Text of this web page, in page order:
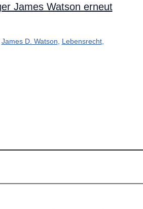
James Watson erneut
James D. Watson Lebensrecht,